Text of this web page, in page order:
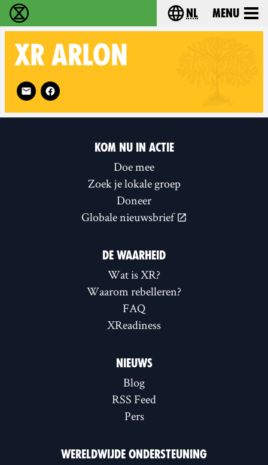
Extinction Rebellion - Home Choose your
nl Menu
XR ARLON
Follow XR Arlon on
KOM NU IN ACTIE
Doe mee
Zoek je lokale groep
Doneer
Globale nieuwsbrief
DE WAARHEID
Wat is XR?
Waarom rebelleren?
FAQ
XReadiness
NIEUWS
Blog
RSS Feed
Pers
WERELDWIJDE ONDERSTEUNING